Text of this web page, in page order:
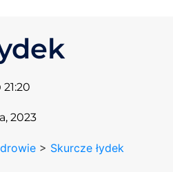
21:20
2023
> Skurcze łydek